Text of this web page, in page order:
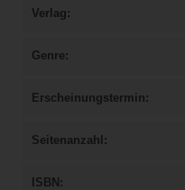
Verlag
Genre
Erscheinungstermin
Seitenanzahl
ISBN